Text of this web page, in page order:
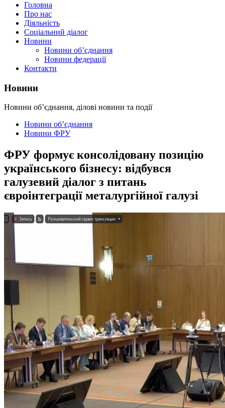
Головна
Про нас
Діяльність
Соціальний діалог
Новини
Новини об’єднання
Новини федерації
Контакти
Новини
Новини об’єднання, ділові новини та події
Новини об’єднання
Новини ФРУ
ФРУ формує консолідовану позицію
українського бізнесу: відбувся
галузевий діалог з питань
євроінтеграції металургійної галузі